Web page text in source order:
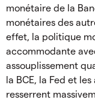
monétaire de la
monétaires des
effet, la politique
accommodante
assouplissement
la BCE, la Fed et
resserrent